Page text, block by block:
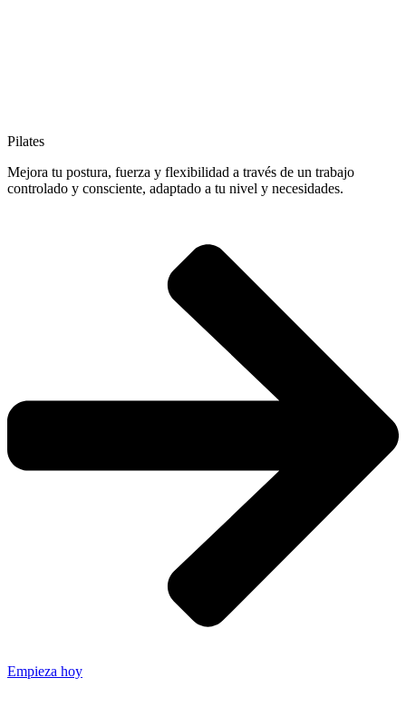
Pilates
Mejora tu postura, fuerza y flexibilidad a través de un trabajo
controlado y consciente, adaptado a tu nivel y necesidades.
Empieza hoy